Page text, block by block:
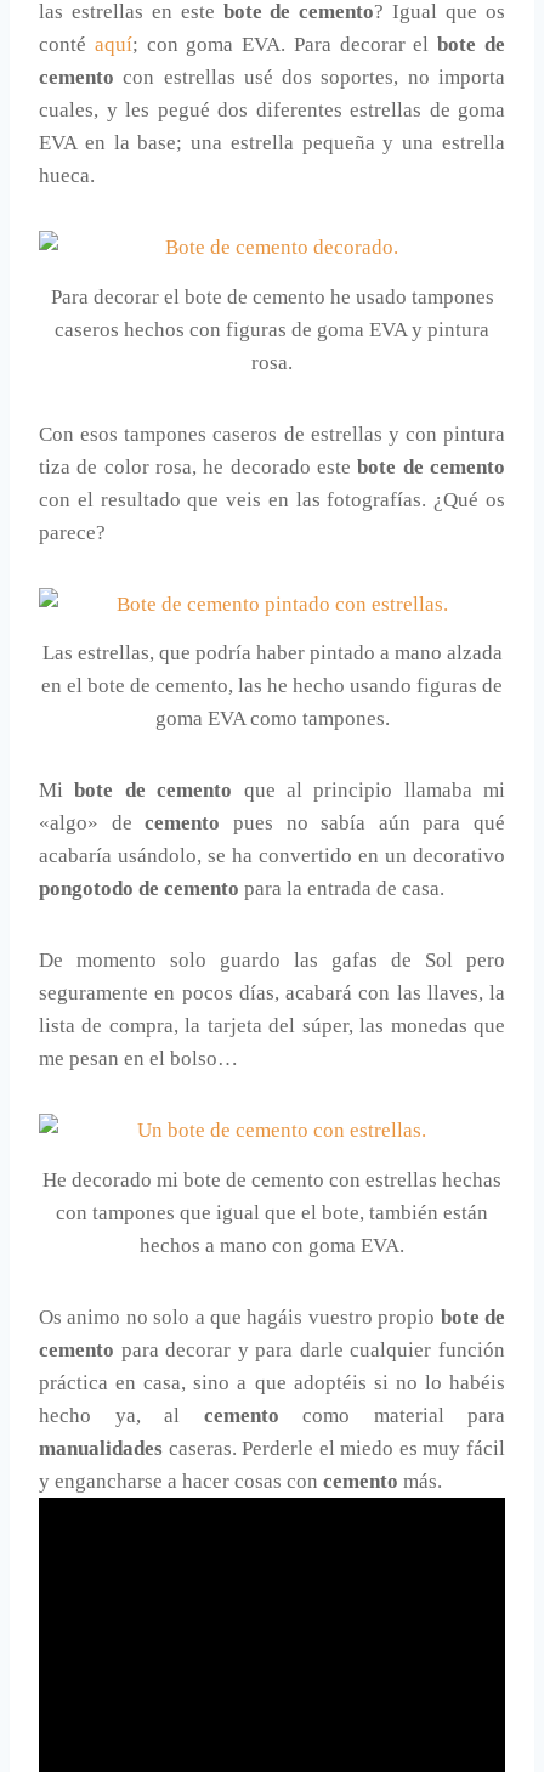
las estrellas en este bote de cemento? Igual que os
conté aquí; con goma EVA. Para decorar elbote de
cemento con estrellas usé dos soportes, no importa
cuales, y les pegué dos diferentes estrellas de goma
EVA en la base; una estrella pequeña y una estrella
hueca.
Para decorar el bote de cemento he usado tampones
caseros hechos con figuras de goma EVA y pintura
rosa.
Con esos tampones caseros de estrellas y con pintura
tiza de color rosa, he decorado estebote de cemento
con el resultado que veis en las fotografías. ¿Qué os
parece?
Las estrellas, que podría haber pintado a mano alzada
en el bote de cemento, las he hecho usando figuras de
goma EVA como tampones.
Mibote de cemento que al principio llamaba mi
«algo» decemento pues no sabía aún para qué
acabaría usándolo, se ha convertido en un decorativo
pongotodo de cemento para la entrada de casa.
De momento solo guardo las gafas de Sol pero
seguramente en pocos días, acabará con las llaves, la
lista de compra, la tarjeta del súper, las monedas que
me pesan en el bolso…
He decorado mi bote de cemento con estrellas hechas
con tampones que igual que el bote, también están
hechos a mano con goma EVA.
Os animo no solo a que hagáis vuestro propio bote de
cemento para decorar y para darle cualquier función
práctica en casa, sino a que adoptéis si no lo habéis
hecho ya, al cemento como material para
manualidades caseras. Perderle el miedo es muy fácil
y engancharse a hacer cosas con cemento más.